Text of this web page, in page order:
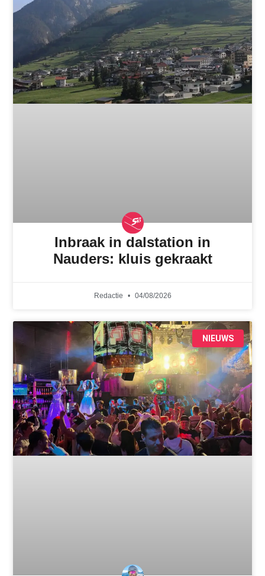
Inbraak in dalstation in
Nauders: kluis gekraakt
Redactie 04/08/2026
NIEUWS